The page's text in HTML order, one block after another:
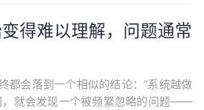
得难以理解，问题通常
都会落到一个相似的结论：“系统越做
，就会发现一个被频繁忽略的问题——